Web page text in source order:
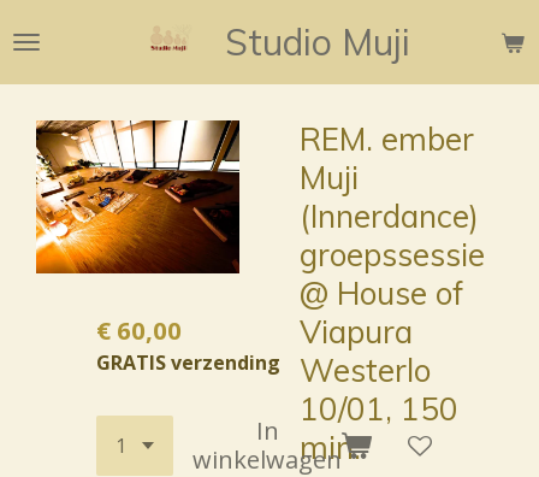
direct
naar
hoofdinhoud
Studio Muji
REM. ember
Muji
(Innerdance)
groepssessie
@ House of
Viapura
Westerlo
10/01, 150
min.
€ 60,00
GRATIS verzending
In
winkelwagen